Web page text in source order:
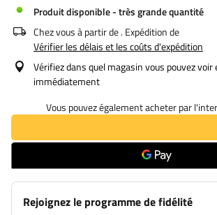
Produit disponible - très grande quantité
Chez vous à partir de. Expédition de
Vérifier les délais et les coûts d'expédition
Vérifiez dans quel magasin vous pouvez
immédiatement
Vous pouvez également acheter par
Rejoignez le programme de fidélité